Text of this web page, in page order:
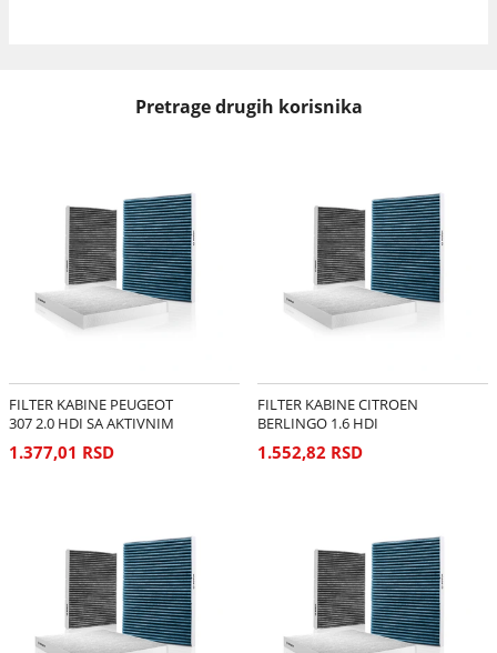
Pretrage drugih korisnika
FILTER KABINE PEUGEOT
307 2.0 HDI SA AKTIVNIM
UGLJEM
1.377,01 RSD
FILTER KABINE CITROEN
BERLINGO 1.6 HDI
1.552,82 RSD